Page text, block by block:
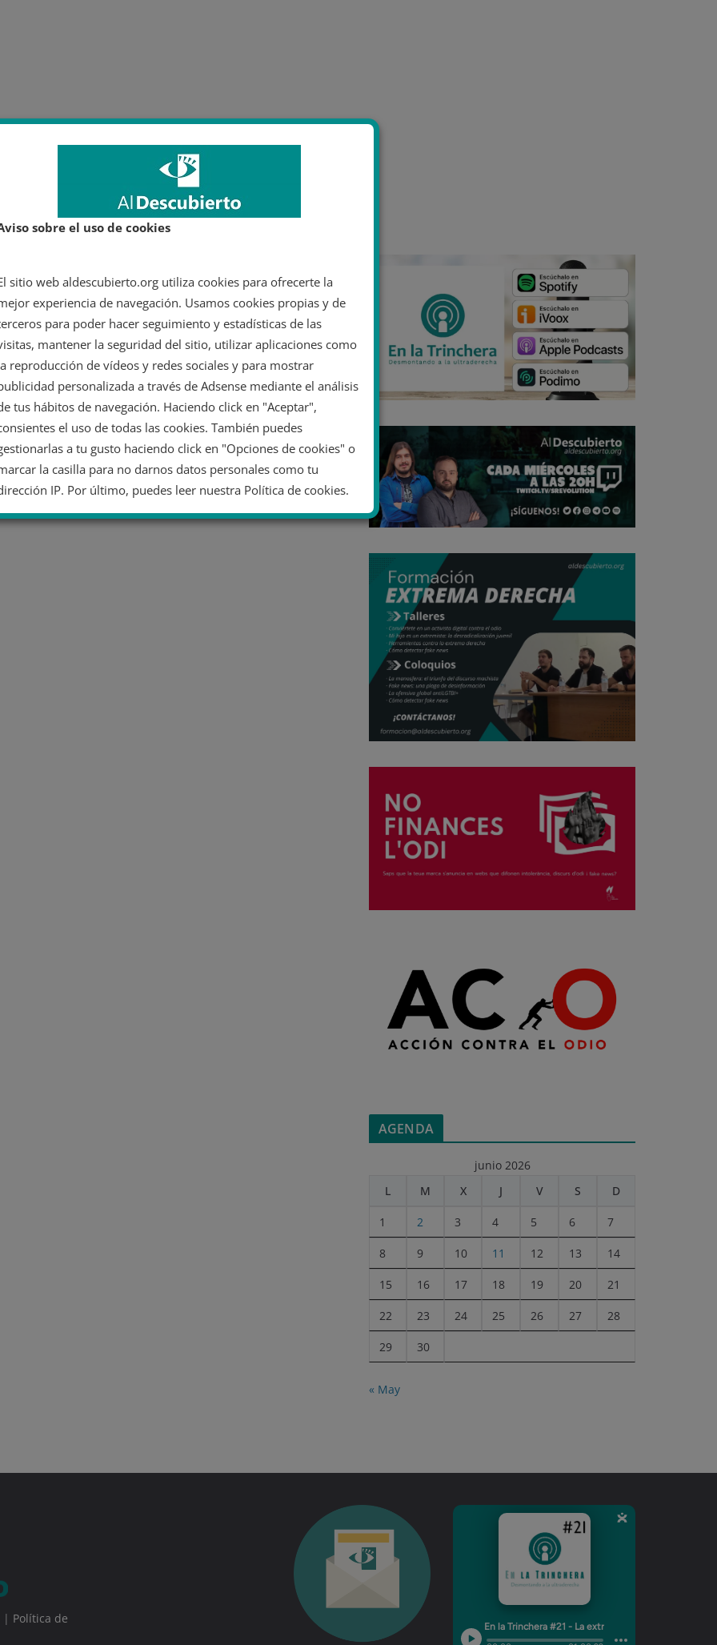
AGENDA
junio 2026
L
M X J V S D
1 2 3 4 5 6 7
8 9 10 11 12 13 14
15 16 17 18 19 20 21
22 23 24 25 26 27 28
29 30
« May
| Política de
sobre el uso de cookies
sitio web aldescubierto.org utiliza cookies para ofrecerte la
experiencia de navegación. Usamos cookies propias y de
para poder hacer seguimiento y estadísticas de las
mantener la seguridad del sitio, utilizar aplicaciones como
reproducción de vídeos y redes sociales y para mostrar
personalizada a través de Adsense mediante el análisis
tus hábitos de navegación. Haciendo click en "Aceptar",
el uso de todas las cookies. También puedes
a tu gusto haciendo click en "Opciones de cookies" o
la casilla para no darnos datos personales como tu
IP. Por último, puedes leer nuestra Política de cookies.